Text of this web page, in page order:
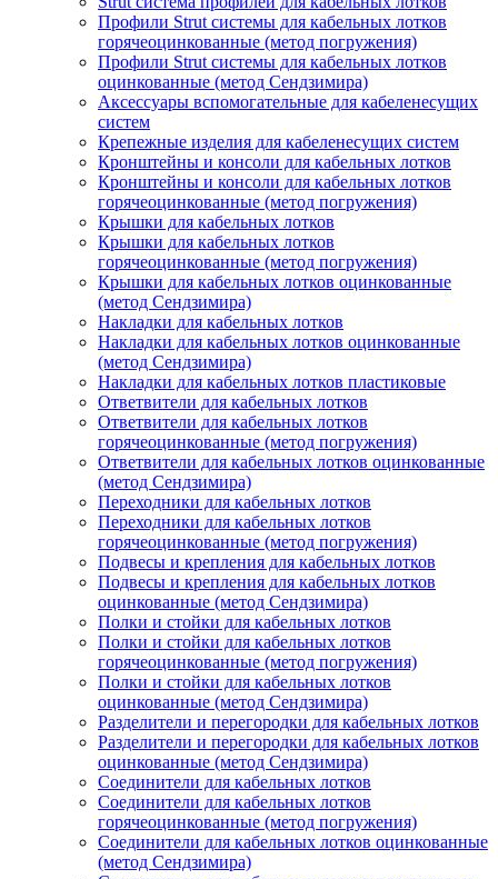
Профили Strut системы для кабельных лотков
горячеоцинкованные (метод погружения)
Профили Strut системы для кабельных лотков
оцинкованные (метод Сендзимира)
Аксессуары вспомогательные для кабеленесущих
систем
Крепежные изделия для кабеленесущих систем
Кронштейны и консоли для кабельных лотков
Кронштейны и консоли для кабельных лотков
горячеоцинкованные (метод погружения)
Крышки для кабельных лотков
Крышки для кабельных лотков
горячеоцинкованные (метод погружения)
Крышки для кабельных лотков оцинкованные
(метод Сендзимира)
Накладки для кабельных лотков
Накладки для кабельных лотков оцинкованные
(метод Сендзимира)
Накладки для кабельных лотков пластиковые
Ответвители для кабельных лотков
Ответвители для кабельных лотков
горячеоцинкованные (метод погружения)
Ответвители для кабельных лотков оцинкованные
(метод Сендзимира)
Переходники для кабельных лотков
Переходники для кабельных лотков
горячеоцинкованные (метод погружения)
Подвесы и крепления для кабельных лотков
Подвесы и крепления для кабельных лотков
оцинкованные (метод Сендзимира)
Полки и стойки для кабельных лотков
Полки и стойки для кабельных лотков
горячеоцинкованные (метод погружения)
Полки и стойки для кабельных лотков
оцинкованные (метод Сендзимира)
Разделители и перегородки для кабельных лотков
Разделители и перегородки для кабельных лотков
оцинкованные (метод Сендзимира)
Соединители для кабельных лотков
Соединители для кабельных лотков
горячеоцинкованные (метод погружения)
Соединители для кабельных лотков оцинкованные
(метод Сендзимира)